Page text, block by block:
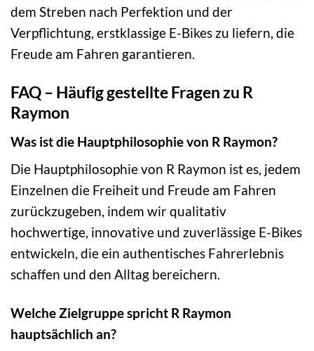
dem Streben nach Perfektion und der
Verpflichtung, erstklassige E-Bikes zu liefern, die
Freude am Fahren garantieren.
FAQ – Häufig gestellte Fragen zu R
Raymon
Was ist die Hauptphilosophie von R Raymon?
Die Hauptphilosophie von R Raymon ist es, jedem
Einzelnen die Freiheit und Freude am Fahren
zurückzugeben, indem wir qualitativ
hochwertige, innovative und zuverlässige E-Bikes
entwickeln, die ein authentisches Fahrerlebnis
schaffen und den Alltag bereichern.
Welche Zielgruppe spricht R Raymon
hauptsächlich an?